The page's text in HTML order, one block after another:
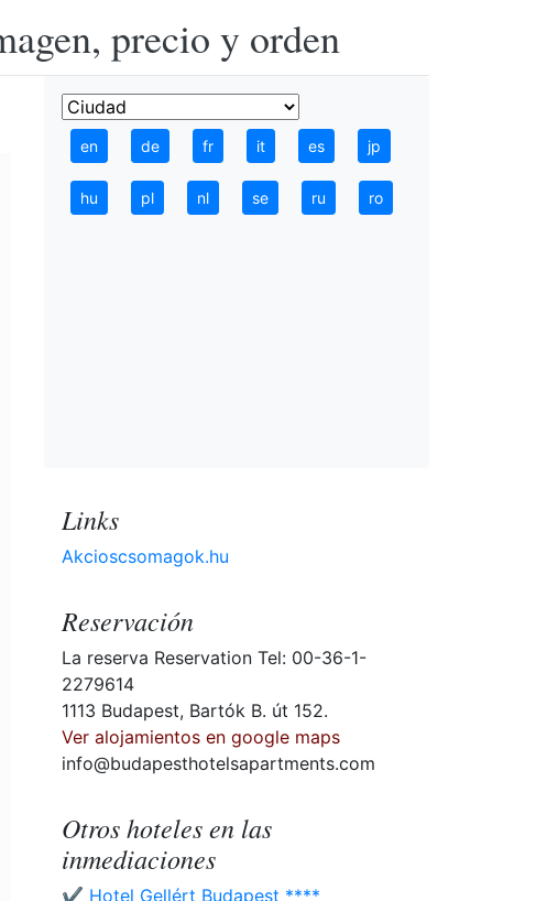
precio y orden
en de fr it es jp
hu pl nl se ru ro
Links
Akcioscsomagok.hu
Reservación
La reserva Reservation Tel: 00-36-1-
2279614
1113 Budapest, Bartók B. út 152.
Ver alojamientos en google maps
info@budapesthotelsapartments.com
Otros hoteles en las
inmediaciones
✔️ Hotel Gellért Budapest ****